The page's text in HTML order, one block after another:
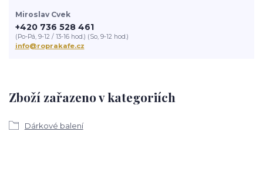
Zboží zařazeno v kategoriích
Dárkové balení
Miroslav Cvek
+420 736 528 461
(Po-Pá, 9-12 / 13-16 hod.) (So, 9-12 hod.)
info@roprakafe.cz